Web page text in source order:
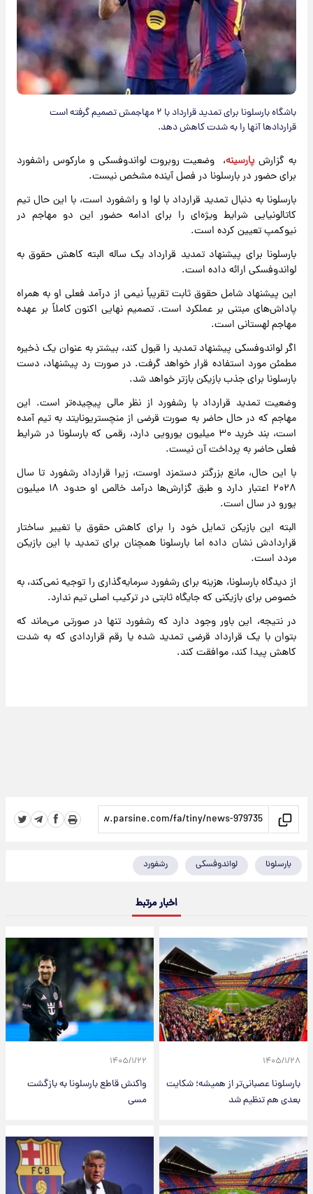
باشگاه بارسلونا برای تمدید قرارداد با ۲ مهاجمش تصمیم گرفته است
قراردادها آنها را به شدت کاهش دهد.
به گزارشپارسینه، وضعیت روبروت لواندوفسکی و مارکوس راشفورد
برای حضور در بارسلونا در فصل آینده مشخص نیست.
بارسلونا به دنبال تمدید قرارداد با لوا و راشفورد است، با این حال تیم
کاتالونیایی شرایط ویژه‌ای را برای ادامه حضور این دو مهاجم در
نیوکمپ تعیین کرده است.
بارسلونا برای پیشنهاد تمدید قرارداد یک ساله البته کاهش حقوق به
لواندوفسکی ارائه داده است.
این پیشنهاد شامل حقوق ثابت تقریباً نیمی از درآمد فعلی او به همراه
پاداش‌های مبتنی بر عملکرد است. تصمیم نهایی اکنون کاملاً بر عهده
مهاجم لهستانی است.
اگر لواندوفسکی پیشنهاد تمدید را قبول کند، بیشتر به عنوان یک ذخیره
مطمئن مورد استفاده قرار خواهد گرفت. در صورت رد پیشنهاد، دست
بارسلونا برای جذب بازیکن بازتر خواهد شد.
وضعیت تمدید قرارداد با رشفورد از نظر مالی پیچیده‌تر است. این
مهاجم که در حال حاضر به صورت قرضی از منچستریونایتد به تیم آمده
است، بند خرید ۳۰ میلیون یورویی دارد، رقمی که بارسلونا در شرایط
فعلی حاضر به پرداخت آن نیست.
با این حال، مانع بزرگتر دستمزد اوست، زیرا قرارداد رشفورد تا سال
۲۰۲۸ اعتبار دارد و طبق گزارش‌ها درآمد خالص او حدود ۱۸ میلیون
یورو در سال است.
البته این بازیکن تمایل خود را برای کاهش حقوق یا تغییر ساختار
قراردادش نشان داده اما بارسلونا همچنان برای تمدید با این بازیکن
مردد است.
از دیدگاه بارسلونا، هزینه برای رشفورد سرمایه‌گذاری را توجیه نمی‌کند، به
خصوص برای بازیکنی که جایگاه ثابتی در ترکیب اصلی تیم ندارد.
در نتیجه، این باور وجود دارد که رشفورد تنها در صورتی می‌ماند که
بتوان با یک قرارداد قرضی تمدید شده یا رقم قراردادی که به شدت
کاهش پیدا کند، موافقت کند.
بارسلونا لواندوفسکی رشفورد
اخبار مرتبط
۱۴۰۵/۱/۲۸
بارسلونا عصبانی‌تر از همیشه؛ شکایت
بعدی هم تنظیم شد
۱۴۰۵/۱/۲۲
واکنش قاطع بارسلونا به بازگشت
مسی